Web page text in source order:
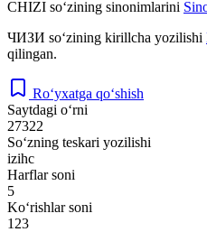
CHIZI so‘zining sinonimlarini
ЧИЗИ so‘zining kirillcha yozilishi
qilingan.
Ro‘yxatga qo‘shish
Saytdagi o‘rni
27322
So‘zning teskari yozilishi
izihc
Harflar soni
5
Ko‘rishlar soni
123